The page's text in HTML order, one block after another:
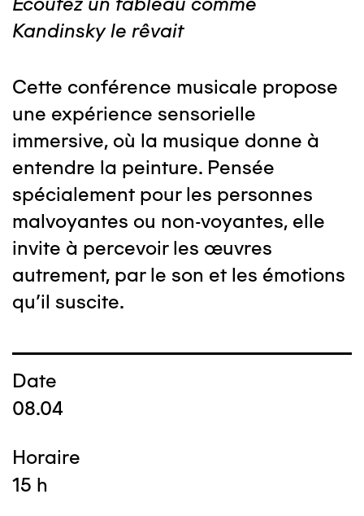
Kandinsky le rêvait
Cette conférence musicale propose
une expérience sensorielle
immersive, où la musique donne à
entendre la peinture. Pensée
spécialement pour les personnes
malvoyantes ou non-voyantes, elle
invite à percevoir les œuvres
autrement, par le son et les émotions
qu’il suscite.
Date
08.04
Horaire
15 h